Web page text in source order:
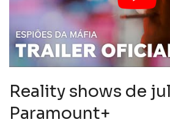
Reality shows de
Paramount+